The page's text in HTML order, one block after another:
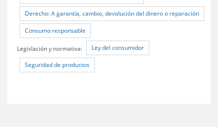
Derecho: A garantía, cambio, devolución del dinero o reparación
Consumo responsable
Legislación y normativa: Ley del consumidor
Seguridad de productos